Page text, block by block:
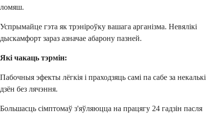
ломяш.
Успрымайце гэта як трэніроўку вашага арганізма. Невялікі
дыскамфорт зараз азначае абарону пазней.
Які чакаць тэрмін:
Пабочныя эфекты лёгкія і праходзяць самі па сабе за некалькі
дзён без лячэння.
Большасць сімптомаў з'яўляюцца на працягу 24 гадзін пасля